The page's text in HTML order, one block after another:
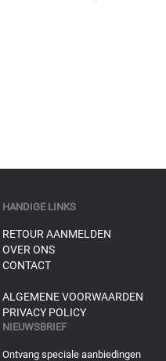
HANDIGE LINKS
RETOUR AANMELDEN
OVER ONS
CONTACT
ALGEMENE VOORWAARDEN
PRIVACY POLICY
NIEUWSBRIEF
Ontvang speciale aanbiedingen